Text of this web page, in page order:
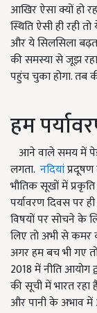
आखिर ऐसा क्यों हो
स्थिति ऐसी ही रही
और ये सिलसिला
की समस्या से जूझ
पहुंच चुका होगा. तब
हम
आने वाले समय में
लगता. नदियांप्रदूषण
भौतिक सूखों में
पर्यावरण दिवस पर
विषयों पर सोचने के
लिए तो अभी से कमर
अगर हम बच भी गए
2018में नीति आयोग
की सूची में भारत रहा
और पानी के अभाव में